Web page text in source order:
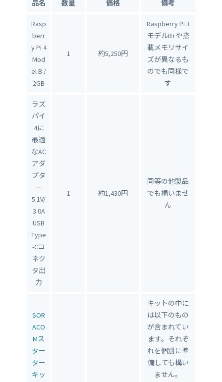
品名 数量 価格 備考
Rasp
berr
y Pi 4
Mod
el B /
2GB
1 約5,250円
Raspberry Pi 3
モデルB+や搭
載メモリサイ
ズが異なるも
のでも同様で
す
ラズ
パイ
4に
最適
なAC
アダ
プタ
ー
5.1V/
3.0A
USB
Type
-Cコ
ネク
タ出
力
1 約1,430円
同等の他製品
でも構いませ
ん
SOR
ACO
Mス
ター
ター
キッ
キットの中に
は以下のもの
が含まれてい
ます。それぞ
れを個別に準
備しても構い
ません。